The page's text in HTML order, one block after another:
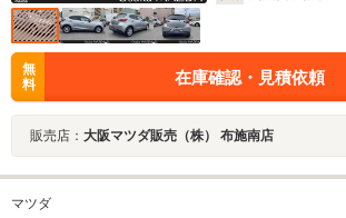
無
料
在庫確認・見積依頼
販売店： 大阪マツダ販売（株） 布施南店
マツダ